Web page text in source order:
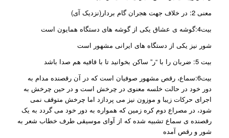
معنی 2: در خلاف جهت هجران گام بردار(نزدیک آی)
بیت4:گوشه ی عشاق یکی از گوشه های دستگاه همایون است
شور نیز یکی از دستگاه های ایرانی مشهور است
بیت 5: ضربان را با “ر” ساکن بخوانید تا با قافیه هم صدا باشد
بیت6:سماع، رقص مشهور صوفیان است که در آن رقصنده مدام به
دور خود در حالت خلسه معنوی در چرخش است و در حین چرخش به
اجرای حرکات زیبا و موزون نیز می پردازد اما چرخش متوقف نمی
شود، در مصراع دوم کره زمین که همواره به دور خود می گردد به یک
رقصنده ی سماع تشبیه شده که از آوای موسیقی طرف خطاب شعر به
شور و رقص آمده